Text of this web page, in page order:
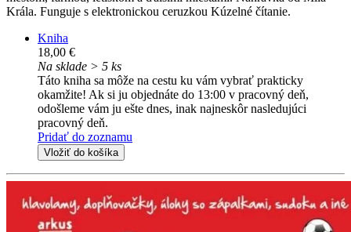
Krála. Funguje s elektronickou ceruzkou Kúzelné čítanie.
Kniha
18,00 €
Na sklade > 5 ks
Táto kniha sa môže na cestu ku vám vybrať prakticky
okamžite! Ak si ju objednáte do 13:00 v pracovný deň,
odošleme vám ju ešte dnes, inak najneskôr nasledujúci
pracovný deň.
Pridať do zoznamu
Vložiť do košíka